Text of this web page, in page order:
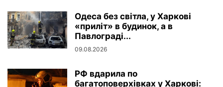
Одеса без світла, у Харкові
«приліт» в будинок, а в
Павлограді...
09.08.2026
РФ вдарила по
багатоповерхівках у Харкові: